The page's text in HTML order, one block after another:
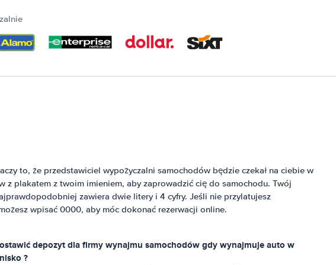
to, że przedstawiciel wypożyczalni samochodów będzie czekał na ciebie w
z plakatem z twoim imieniem, aby zaprowadzić cię do samochodu. Twój
zawiera dwie litery i 4 cyfry. Jeśli nie przylatujesz
wpisać 0000, aby móc dokonać rezerwacji online.
depozyt dla firmy wynajmu samochodów gdy wynajmuje auto w
?